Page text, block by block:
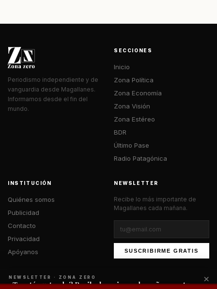
Periodismo independiente y de
vanguardia desde Magallanes.
Informamos desde el fin del
mundo.
SECCIONES
Inicio
Zona Política
Zona Economía
Zona Visión
Zona Estéreo
BDR
Último Pase
Radio Patagónica
INSTITUCIÓN
Quiénes somos
Publicidad
Contacto
Privacidad
Apóyanos
NEWSLETTER
Recibe lo más importante de
Magallanes cada mañana.
SUSCRIBIRME GRATIS
NEWSLETTER · ZONA ZERO
¿Te está gustando? Recibe lo mejor cada mañana en tu
×